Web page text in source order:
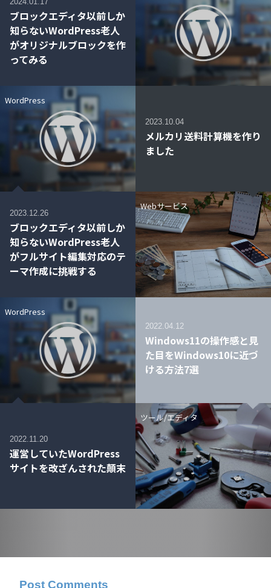
ブロックエディタ以前しか
知らないWordPress老人
がオリジナルブロックを作
ってみる
WordPress
2023.12.26
ブロックエディタ以前しか
知らないWordPress老人
がフルサイト編集対応のテ
ーマ作成に挑戦する
Webサービス
2023.10.04
メルカリ送料計算機を作り
ました
WordPress
2022.11.20
運営していたWordPress
サイトを改ざんされた顛末
ツール/エディタ
2022.04.12
Windows11の操作感と見
た目をWindows10に近づ
ける方法7選
Post Comments